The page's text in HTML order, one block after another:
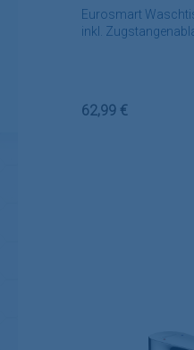
Eurosmart
inkl.
Regulärer Preis:
62,99 €